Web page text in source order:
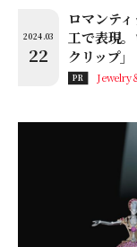
2024.03
22
ロマンテ
工で表現
クリップ」
PR Jewelry